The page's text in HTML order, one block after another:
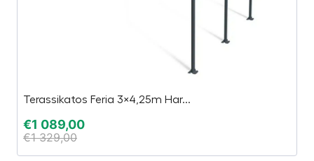
Terassikatos Feria 3×4,25m Har...
€1 089,00
€1 329,00